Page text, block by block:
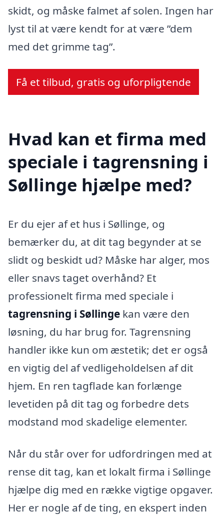
skidt, og måske falmet af solen. Ingen har
lyst til at være kendt for at være ”dem
med det grimme tag”.
Få et tilbud, gratis og uforpligtende
Hvad kan et firma med
speciale i tagrensning i
Søllinge hjælpe med?
Er du ejer af et hus i Søllinge, og
bemærker du, at dit tag begynder at se
slidt og beskidt ud? Måske har alger, mos
eller snavs taget overhånd? Et
professionelt firma med speciale i
tagrensning i Søllinge kan være den
løsning, du har brug for. Tagrensning
handler ikke kun om æstetik; det er også
en vigtig del af vedligeholdelsen af dit
hjem. En ren tagflade kan forlænge
levetiden på dit tag og forbedre dets
modstand mod skadelige elementer.
Når du står over for udfordringen med at
rense dit tag, kan et lokalt firma i Søllinge
hjælpe dig med en række vigtige opgaver.
Her er nogle af de ting, en ekspert inden